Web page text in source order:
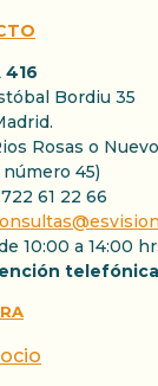
416
Bordiu 35
Rosas o
45)
61 22 66
10:00 a 14:00